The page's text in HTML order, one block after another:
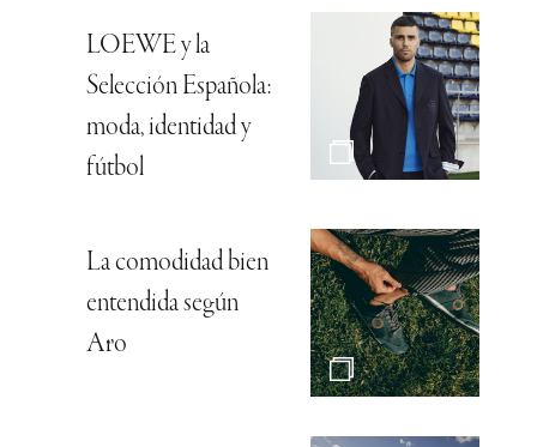
LOEWE y la
Selección Española:
moda, identidad y
fútbol
La comodidad bien
entendida según
Aro